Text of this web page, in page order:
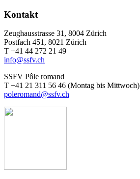
Kontakt
Zeughausstrasse 31, 8004 Zürich
Postfach 451, 8021 Zürich
T +41 44 272 21 49
info@ssfv.ch
SSFV Pôle romand
T +41 21 311 56 46 (Montag bis Mittwoch)
poleromand@ssfv.ch